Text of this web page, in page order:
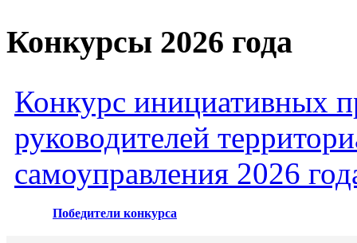
Конкурсы 2026 года
Конкурс инициативных
руководителей
самоуправления 2026
Победители конкурса